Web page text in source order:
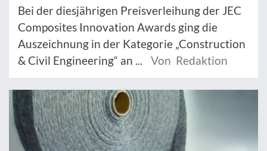
Bei der diesjährigen Preisverleihung der JEC
Composites Innovation Awards ging die
Auszeichnung in der Kategorie „Construction
& Civil Engineering“ an ...
Von Redaktion